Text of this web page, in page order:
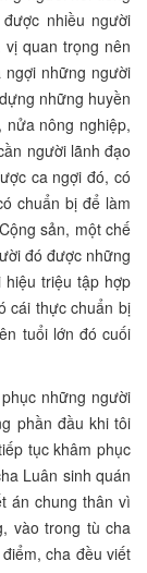
nhiều người
quan trọng nên
ngợi những người
những huyền
nông nghiệp,
người lãnh đạo
ca ngợi đó, có
chuẩn bị để làm
sản, một chế
đó được những
triệu tập hợp
cái thực chuẩn bị
tuổi lớn đó cuối
những người
phần đầu khi tôi
tục khâm phục
Luân sinh quán
án chung thân vì
vào trong tù cha
cha đều viết